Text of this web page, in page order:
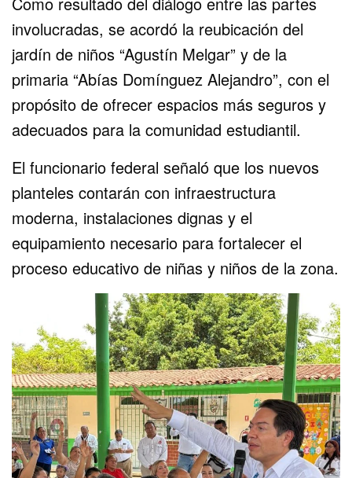
involucradas, se acordó la reubicación del
jardín de niños “Agustín Melgar” y de la
primaria “Abías Domínguez Alejandro”, con el
propósito de ofrecer espacios más seguros y
adecuados para la comunidad estudiantil.
El funcionario federal señaló que los nuevos
planteles contarán con infraestructura
moderna, instalaciones dignas y el
equipamiento necesario para fortalecer el
proceso educativo de niñas y niños de la zona.